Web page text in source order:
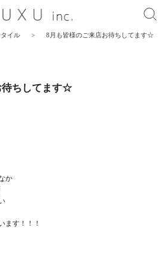
イル 8月も皆様のご来店お待ちしてます☆
待ちしてます☆
か
ます！！！